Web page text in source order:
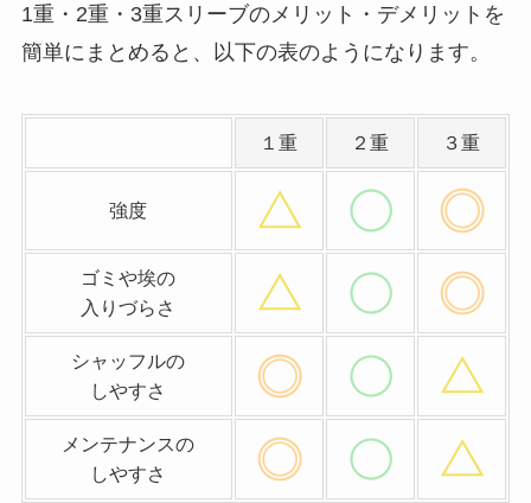
1重・2重・3重スリーブのメリット・デメリットを
簡単にまとめると、以下の表のようになります。
１重 ２重 ３重
強度
ゴミや埃の
入りづらさ
シャッフルの
しやすさ
メンテナンスの
しやすさ